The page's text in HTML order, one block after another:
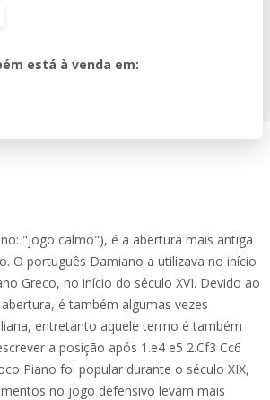
está à venda em:
"jogo calmo"), é a abertura mais antiga
O português Damiano a utilizava no início
Greco, no início do século XVI. Devido ao
é também algumas vezes
entretanto aquele termo é também
a posição após 1.e4 e5 2.Cf3 Cc6
Piano foi popular durante o século XIX,
no jogo defensivo levam mais